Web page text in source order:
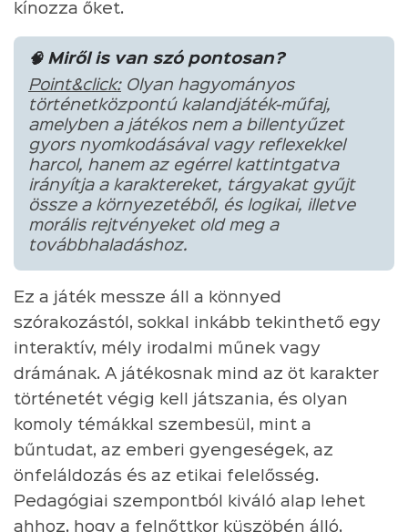
kínozza őket.
🧠 Miről is van szó pontosan?
Point&click:Olyan hagyományos
történetközpontú kalandjáték-műfaj,
amelyben a játékos nem a billentyűzet
gyors nyomkodásával vagy reflexekkel
harcol, hanem az egérrel kattintgatva
irányítja a karaktereket, tárgyakat gyűjt
össze a környezetéből, és logikai, illetve
morális rejtvényeket old meg a
továbbhaladáshoz.
Ez a játék messze áll a könnyed
szórakozástól, sokkal inkább tekinthető egy
interaktív, mély irodalmi műnek vagy
drámának. A játékosnak mind az öt karakter
történetét végig kell játszania, és olyan
komoly témákkal szembesül, mint a
bűntudat, az emberi gyengeségek, az
önfeláldozás és az etikai felelősség.
Pedagógiai szempontból kiváló alap lehet
ahhoz, hogy a felnőttkor küszöbén álló,